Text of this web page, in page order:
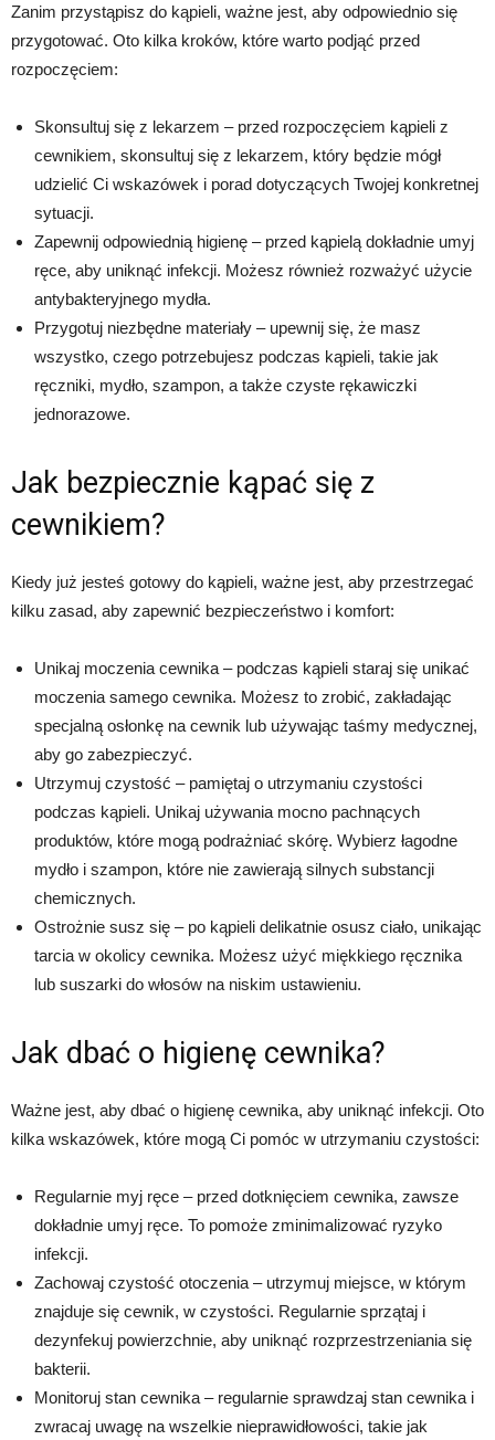
Zanim przystąpisz do kąpieli, ważne jest, aby odpowiednio się
przygotować. Oto kilka kroków, które warto podjąć przed
rozpoczęciem:
Skonsultuj się z lekarzem – przed rozpoczęciem kąpieli z
cewnikiem, skonsultuj się z lekarzem, który będzie mógł
udzielić Ci wskazówek i porad dotyczących Twojej konkretnej
sytuacji.
Zapewnij odpowiednią higienę – przed kąpielą dokładnie umyj
ręce, aby uniknąć infekcji. Możesz również rozważyć użycie
antybakteryjnego mydła.
Przygotuj niezbędne materiały – upewnij się, że masz
wszystko, czego potrzebujesz podczas kąpieli, takie jak
ręczniki, mydło, szampon, a także czyste rękawiczki
jednorazowe.
Jak bezpiecznie kąpać się z
cewnikiem?
Kiedy już jesteś gotowy do kąpieli, ważne jest, aby przestrzegać
kilku zasad, aby zapewnić bezpieczeństwo i komfort:
Unikaj moczenia cewnika – podczas kąpieli staraj się unikać
moczenia samego cewnika. Możesz to zrobić, zakładając
specjalną osłonkę na cewnik lub używając taśmy medycznej,
aby go zabezpieczyć.
Utrzymuj czystość – pamiętaj o utrzymaniu czystości
podczas kąpieli. Unikaj używania mocno pachnących
produktów, które mogą podrażniać skórę. Wybierz łagodne
mydło i szampon, które nie zawierają silnych substancji
chemicznych.
Ostrożnie susz się – po kąpieli delikatnie osusz ciało, unikając
tarcia w okolicy cewnika. Możesz użyć miękkiego ręcznika
lub suszarki do włosów na niskim ustawieniu.
Jak dbać o higienę cewnika?
Ważne jest, aby dbać o higienę cewnika, aby uniknąć infekcji. Oto
kilka wskazówek, które mogą Ci pomóc w utrzymaniu czystości:
Regularnie myj ręce – przed dotknięciem cewnika, zawsze
dokładnie umyj ręce. To pomoże zminimalizować ryzyko
infekcji.
Zachowaj czystość otoczenia – utrzymuj miejsce, w którym
znajduje się cewnik, w czystości. Regularnie sprzątaj i
dezynfekuj powierzchnie, aby uniknąć rozprzestrzeniania się
bakterii.
Monitoruj stan cewnika – regularnie sprawdzaj stan cewnika i
zwracaj uwagę na wszelkie nieprawidłowości, takie jak